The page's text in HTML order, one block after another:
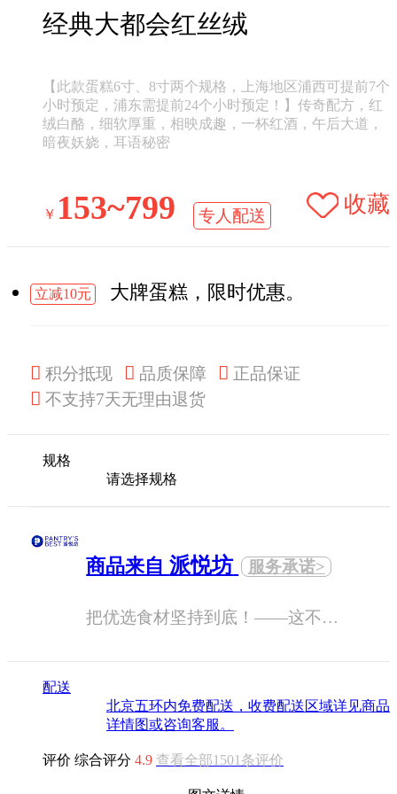
经典大都会红丝绒
【此款蛋糕6寸、8寸两个规格，上海地区浦西可提前7个
小时预定，浦东需提前24个小时预定！】传奇配方，红
绒白酪，细软厚重，相映成趣，一杯红酒，午后大道，
暗夜妖娆，耳语秘密
￥ 153~799 专人配送 收藏
立减10元 大牌蛋糕，限时优惠。
 积分抵现  品质保障  正品保证
 不支持7天无理由退货
规格
请选择规格
商品来自派悦坊 服务承诺>
把优选食材坚持到底！——这不止是一句口号，也是每一个派悦坊人每天在做的事情。
配送
北京五环内免费配送，收费配送区域详见商品
详情图或咨询客服。
评价 综合评分 4.9 查看全部1501条评价